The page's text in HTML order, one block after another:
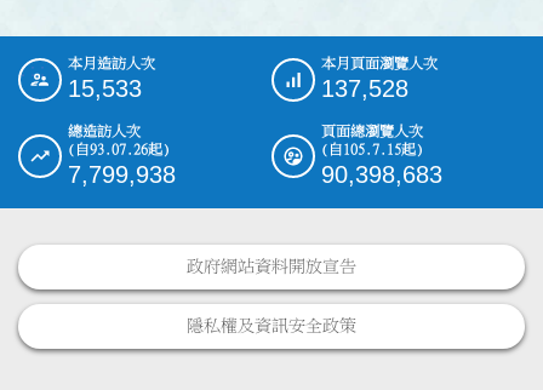
::: 本月造訪人次
15,533
本月頁面瀏覽人次
137,528
總造訪人次
(自93.07.26起)
7,799,938
頁面總瀏覽人次
(自105.7.15起)
90,398,683
政府網站資料開放宣告
隱私權及資訊安全政策